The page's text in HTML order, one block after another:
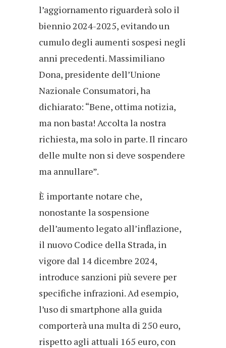
l’aggiornamento riguarderà solo il
biennio 2024-2025, evitando un
cumulo degli aumenti sospesi negli
anni precedenti. Massimiliano
Dona, presidente dell’Unione
Nazionale Consumatori, ha
dichiarato: “Bene, ottima notizia,
ma non basta! Accolta la nostra
richiesta, ma solo in parte. Il rincaro
delle multe non si deve sospendere
ma annullare”.
È importante notare che,
nonostante la sospensione
dell’aumento legato all’inflazione,
il nuovo Codice della Strada, in
vigore dal 14 dicembre 2024,
introduce sanzioni più severe per
specifiche infrazioni. Ad esempio,
l’uso di smartphone alla guida
comporterà una multa di 250 euro,
rispetto agli attuali 165 euro, con